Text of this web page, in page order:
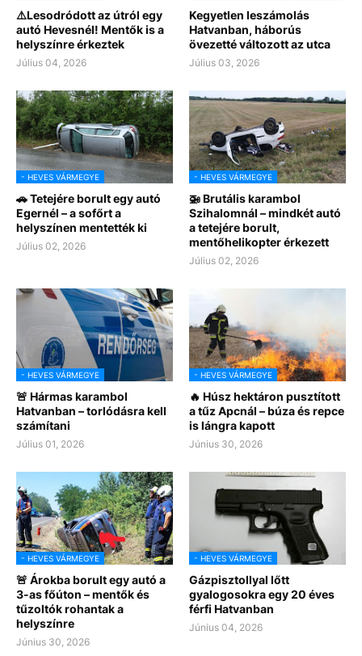
⚠️Lesodródott az útról egy
autó Hevesnél! Mentők is a
helyszínre érkeztek
Július 04, 2026
Kegyetlen leszámolás
Hatvanban, háborús
övezetté változott az utca
Július 03, 2026
- HEVES VÁRMEGYE
🚗 Tetejére borult egy autó
Egernél – a sofőrt a
helyszínen mentették ki
Július 02, 2026
- HEVES VÁRMEGYE
🚁 Brutális karambol
Szihalomnál – mindkét autó
a tetejére borult,
mentőhelikopter érkezett
Július 02, 2026
- HEVES VÁRMEGYE
🚨 Hármas karambol
Hatvanban – torlódásra kell
számítani
Július 01, 2026
- HEVES VÁRMEGYE
🔥 Húsz hektáron pusztított
a tűz Apcnál – búza és repce
is lángra kapott
Június 30, 2026
- HEVES VÁRMEGYE
🚨 Árokba borult egy autó a
3-as főúton – mentők és
tűzoltók rohantak a
helyszínre
Június 30, 2026
- HEVES VÁRMEGYE
Gázpisztollyal lőtt
gyalogosokra egy 20 éves
férfi Hatvanban
Június 04, 2026